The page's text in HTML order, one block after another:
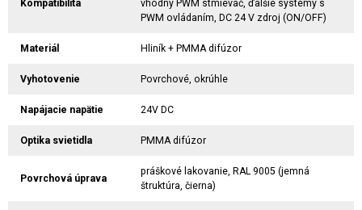
Kompatibilita
vhodný PWM stmievač, ďalšie systémy s
PWM ovládaním, DC 24 V zdroj (ON/OFF)
Materiál Hliník + PMMA difúzor
Vyhotovenie Povrchové, okrúhle
Napájacie napätie 24V DC
Optika svietidla PMMA difúzor
Povrchová úprava
práškové lakovanie, RAL 9005 (jemná
štruktúra, čierna)